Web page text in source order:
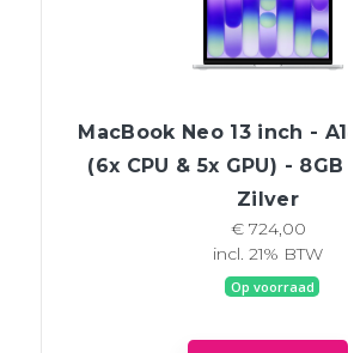
MacBook Neo 13 inch -
(6x CPU & 5x GPU) -
Zilver
€ 724,00
incl. 21% BTW
Op voorraad